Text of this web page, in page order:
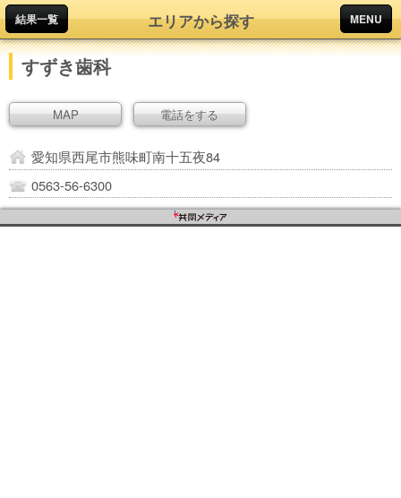
結果一覧 エリアから探す MENU
すずき歯科
MAP 電話をする
愛知県西尾市熊味町南十五夜84
0563-56-6300